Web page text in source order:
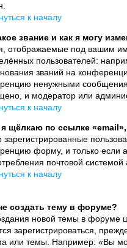
к началу
звание и как я могу
отображаемые под вашим
пользователей:
званий на
ненужными
и модератор или
к началу
я щёлкаю по ссылке
зарегистрированные
форму, и только если
почтовой
к началу
создать тему в форуме?
новой темы в форуме
зарегистрироваться,
или темы. Например: «Вы